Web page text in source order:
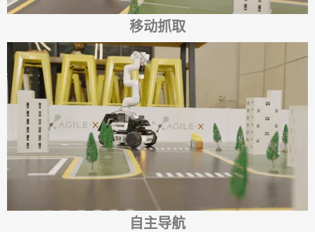
移动抓取
自主导航